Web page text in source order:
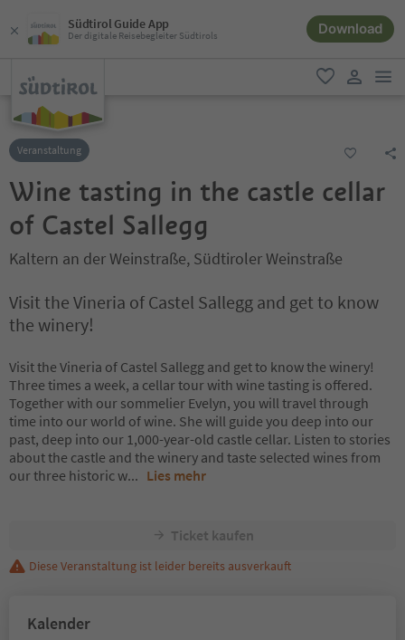
Südtirol Guide App
Der digitale Reisebegleiter Südtirols Download
favorit
Veranstaltung
Wine tasting in the castle cellar
of Castel Sallegg
Kaltern an der Weinstraße, Südtiroler Weinstraße
Visit the Vineria of Castel Sallegg and get to know
the winery!
Visit the Vineria of Castel Sallegg and get to know the winery!
Three times a week, a cellar tour with wine tasting is offered.
Together with our sommelier Evelyn, you will travel through
time into our world of wine. She will guide you deep into our
past, deep into our 1,000-year-old castle cellar. Listen to stories
about the castle and the winery and taste selected wines from
our three historic w... Lies mehr
Ticket kaufen
Diese Veranstaltung ist leider bereits ausverkauft
Kalender